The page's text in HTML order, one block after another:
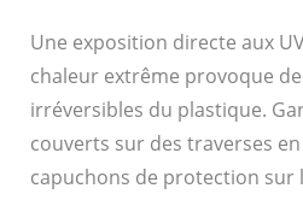
Une exposition directe aux
chaleur extrême provoque
irréversibles du plastique.
couverts sur des traverses
capuchons de protection sur